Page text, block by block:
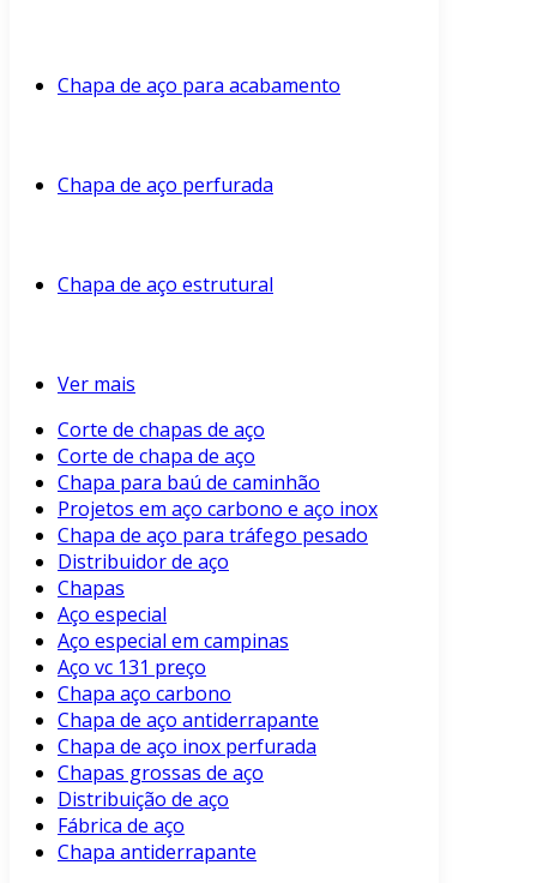
Chapa de aço para acabamento
Chapa de aço perfurada
Chapa de aço estrutural
Ver mais
Corte de chapas de aço
Corte de chapa de aço
Chapa para baú de caminhão
Projetos em aço carbono e aço inox
Chapa de aço para tráfego pesado
Distribuidor de aço
Chapas
Aço especial
Aço especial em campinas
Aço vc 131 preço
Chapa aço carbono
Chapa de aço antiderrapante
Chapa de aço inox perfurada
Chapas grossas de aço
Distribuição de aço
Fábrica de aço
Chapa antiderrapante